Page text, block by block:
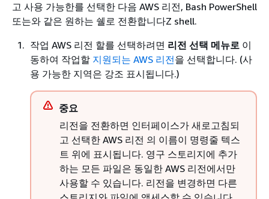
고 사용 가능한를 선택한 다음 AWS 리전, Bash PowerShell
또는와 같은 원하는 쉘로 전환합니다Z shell.
작업 AWS 리전 할를 선택하려면 리전 선택 메뉴로 이
동하여 작업할 지원되는 AWS 리전을 선택합니다. (사
용 가능한 지역은 강조 표시됩니다.)
중요
리전을 전환하면 인터페이스가 새로고침되
고 선택한 AWS 리전 의 이름이 명령줄 텍스
트 위에 표시됩니다. 영구 스토리지에 추가
하는 모든 파일은 동일한 AWS 리전에서만
사용할 수 있습니다. 리전을 변경하면 다른